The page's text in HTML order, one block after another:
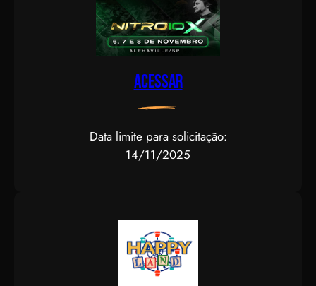
Acessar
Data limite para solicitação:
14/11/2025